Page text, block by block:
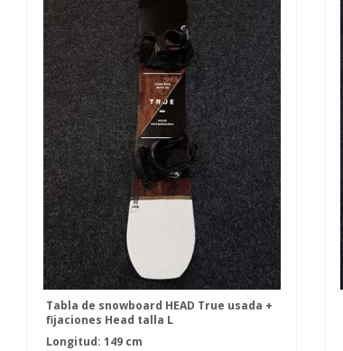
Tabla de snowboard HEAD True usada +
fijaciones Head talla L
Longitud: 149 cm